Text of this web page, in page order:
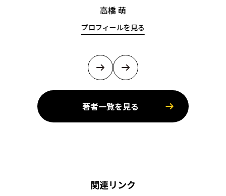
高橋 萌
プロフィールを見る
著者一覧を見る
関連リンク